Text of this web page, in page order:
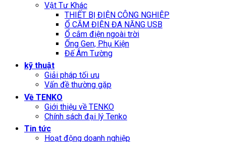
Vật Tư Khác
THIẾT BỊ ĐIỆN CÔNG NGHIỆP
Ổ CẮM ĐIỆN ĐA NĂNG USB
Ổ cắm điện ngoài trời
Ống Gen, Phụ Kiện
Đế Âm Tường
kỹ thuật
Giải pháp tối ưu
Vấn đề thường gặp
Về TENKO
Giới thiệu về TENKO
Chính sách đại lý Tenko
Tin tức
Hoạt động doanh nghiệp